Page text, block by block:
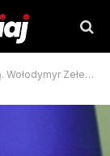
Rosja musi odczuwać ból